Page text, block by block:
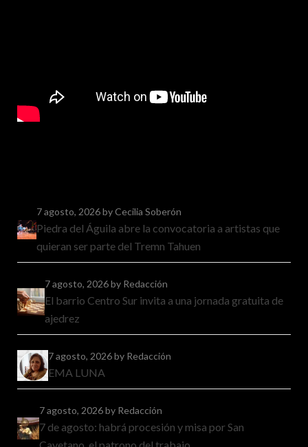
7 agosto, 2026by Cecilia Soberón
Piedra del Águila abre la convocatoria a artistas que
quieran ser parte del Tremn Tahuen
7 agosto, 2026by Redacción
El barrio Centro Sur invita a una jornada gratuita de
ajedrez
7 agosto, 2026by Redacción
EMA LUNA
7 agosto, 2026by Redacción
7 de agosto: habrá procesión y misa por San